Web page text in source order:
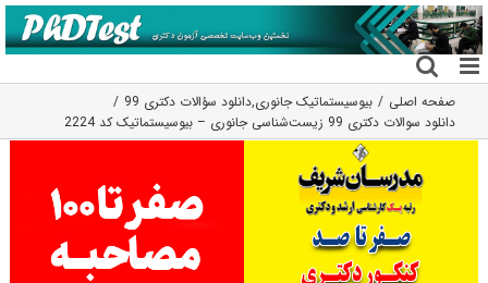
رفتن
به
محتوا
صفحه اصلی بیوسیستماتیک جانوری,دانلود سؤالات دکتری 99
دانلود سوالات دکتری 99 زیست‌شناسی جانوری – بیوسیستماتیک کد 2224